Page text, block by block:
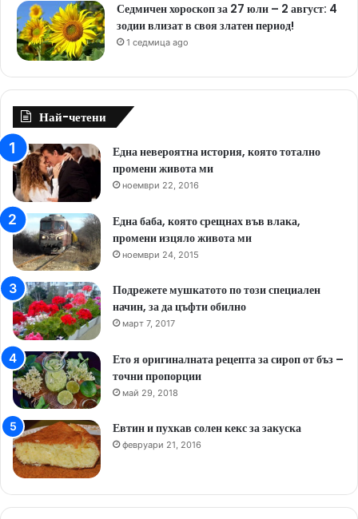
Седмичен хороскоп за 27 юли – 2 август: 4
зодии влизат в своя златен период!
1 седмица ago
Най-четени
Една невероятна история, която тотално
промени живота ми
ноември 22, 2016
Една баба, която срещнах във влака,
промени изцяло живота ми
ноември 24, 2015
Подрежете мушкатото по този специален
начин, за да цъфти обилно
март 7, 2017
Ето я оригиналната рецепта за сироп от бъз –
точни пропорции
май 29, 2018
Евтин и пухкав солен кекс за закуска
февруари 21, 2016